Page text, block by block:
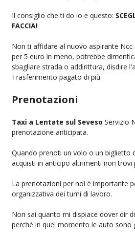
Il consiglio che ti do io e questo:
FACCIA!
Non ti affidare al nuovo aspirante Ncc
per 5 euro in meno, potrebbe
sbagliare strada o addirittura, disdire
Trasferimento pagato di più.
Prenotazioni
Taxi a Lentate sul Seveso Servizio
prenotazione anticipata.
Quando prenoti un volo o un biglietto
acquisti in anticipo altrimenti non trovi
La prenotazioni per noi è importante
organizzativa dei turni di lavoro.
Non sai quanto mi dispiace dover dir
perchè in quel momento le auto sono